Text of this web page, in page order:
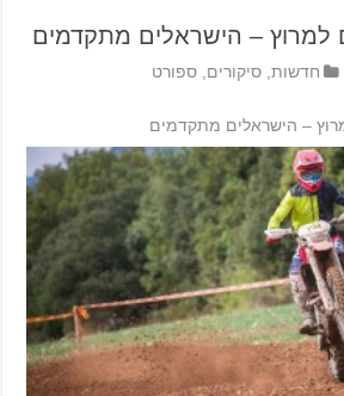
חדשות ,סיקורים ,ספורט